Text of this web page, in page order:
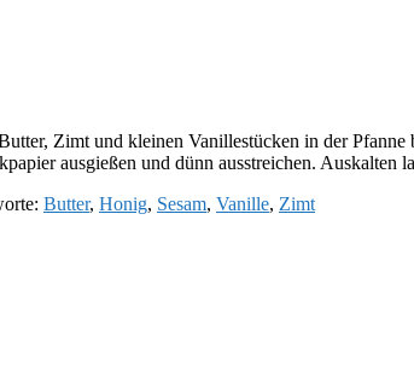
Zimt und kleinen Vanillestücken in der
ausgießen und dünn ausstreichen. Auskalten
Butter, Honig, Sesam, Vanille, Zimt